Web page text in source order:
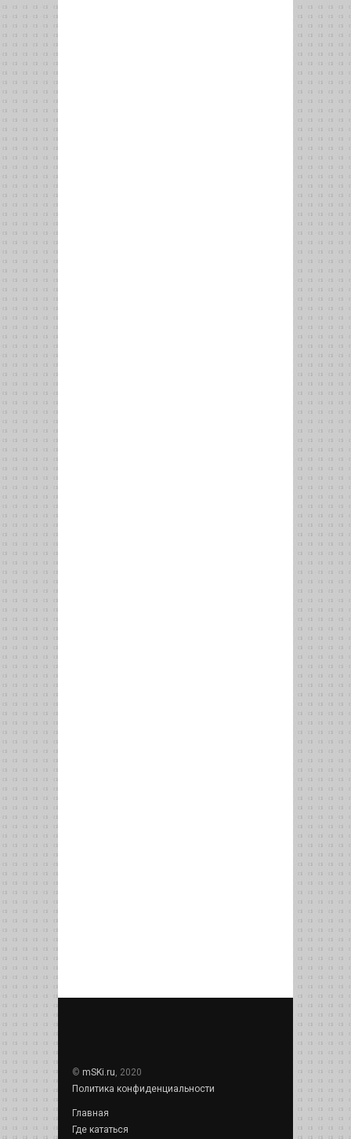
© mSKi.ru , 2020
Политика конфиденциальности
Главная
Где кататься